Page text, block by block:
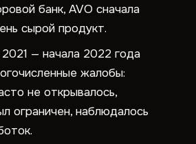
банк, AVO сначала
сырой продукт.
— начала 2022 года
жалобы:
не открывалось,
ограничен, наблюдалось